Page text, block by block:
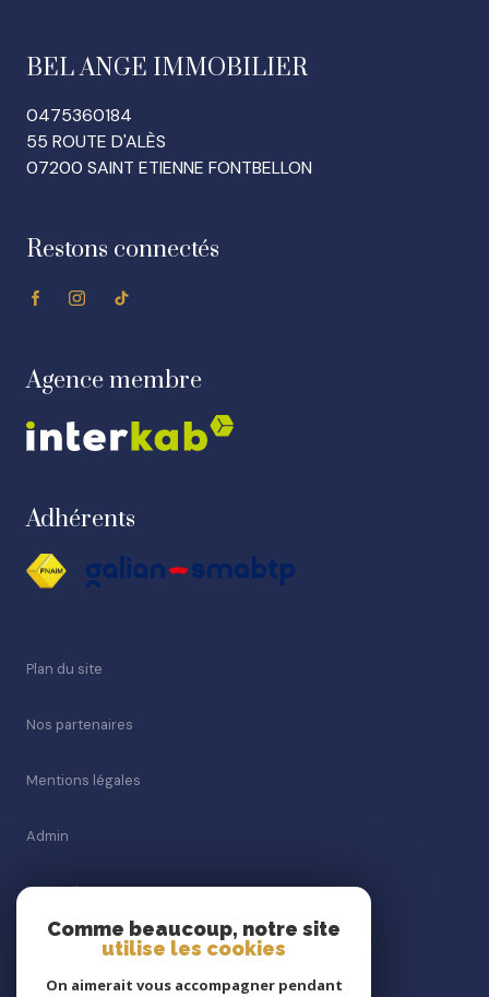
BEL ANGE IMMOBILIER
0475360184
55 ROUTE D'ALÈS
07200 SAINT ETIENNE FONTBELLON
Restons connectés
Agence membre
Adhérents
Plan du site
Nos partenaires
Mentions légales
Admin
Honoraires
Politique RGPD
Comme beaucoup, notre site
utilise les cookies
On aimerait vous accompagner pendant